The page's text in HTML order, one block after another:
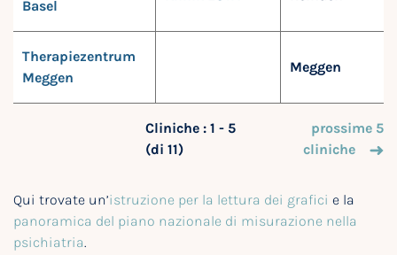
Basel
Therapiezentrum
Meggen
Meggen
Cliniche : 1 - 5
(di 11)
prossime 5
cliniche
Qui trovate un’istruzione per la lettura dei grafici e la
panoramica del piano nazionale di misurazione nella
psichiatria.